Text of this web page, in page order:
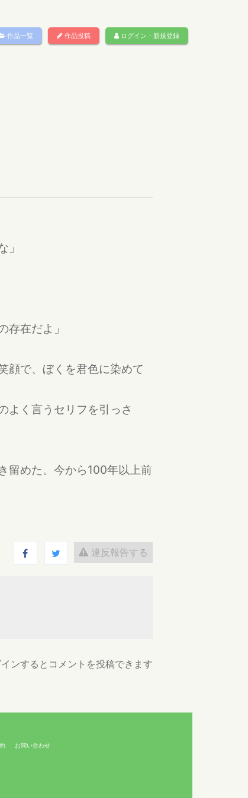
作品一覧 作品投稿 ログイン・新規登録
」
存在だよ」
顔で、ぼくを君色に染めて
よく言うセリフを引っさ
留めた。今から100年以上前
違反報告する
インするとコメントを投稿できます
お問い合わせ